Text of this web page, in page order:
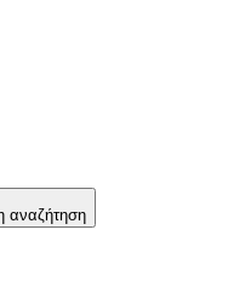
αναζήτηση